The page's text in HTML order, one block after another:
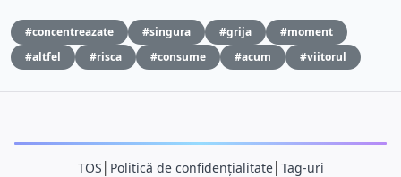
#concentreazate #singura #grija
#moment
#altfel
#risca #consume #acum #viitorul
TOS Politică de confidențialitate│ Tag-uri